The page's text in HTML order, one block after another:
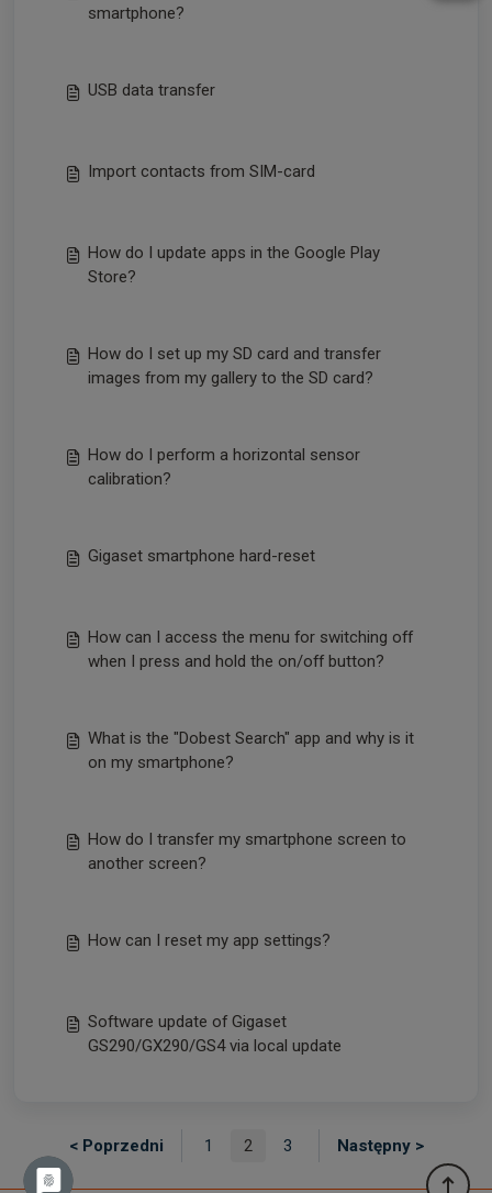
smartphone?
USB data transfer
Import contacts from SIM-card
How do I update apps in the Google Play
Store?
How do I set up my SD card and transfer
images from my gallery to the SD card?
How do I perform a horizontal sensor
calibration?
Gigaset smartphone hard-reset
How can I access the menu for switching off
when I press and hold the on/off button?
What is the "Dobest Search" app and why is it
on my smartphone?
How do I transfer my smartphone screen to
another screen?
How can I reset my app settings?
Software update of Gigaset
GS290/GX290/GS4 via local update
< Poprzedni 1 2 3 Następny >